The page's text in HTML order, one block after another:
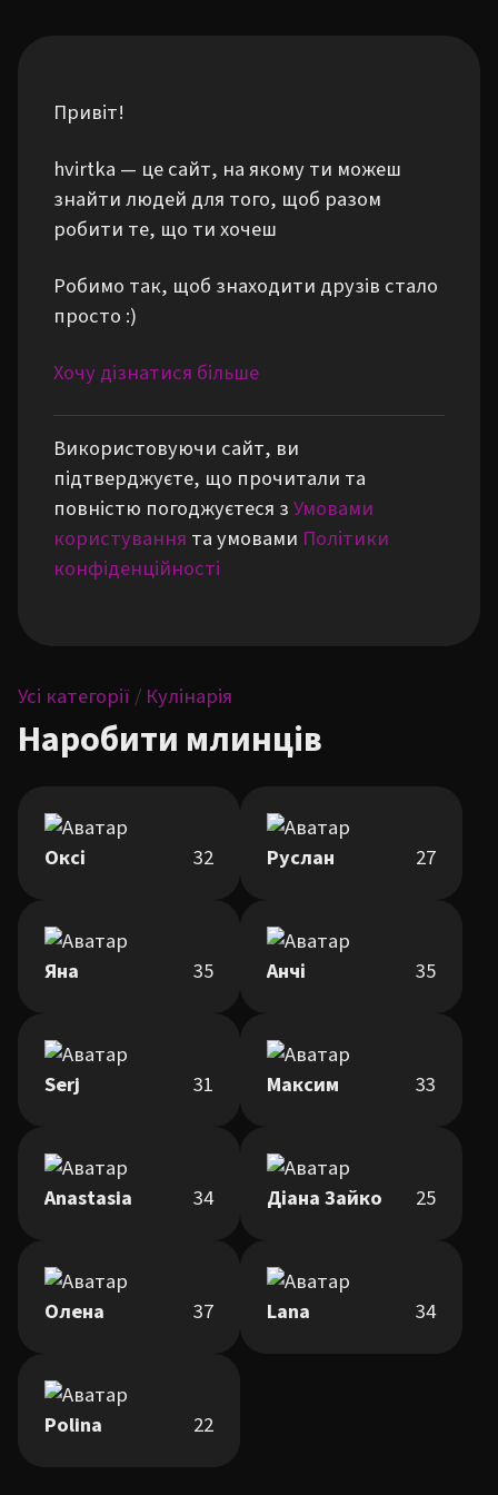
Привіт!
hvirtka — це сайт, на якому ти можеш
знайти людей для того, щоб разом
робити те, що ти хочеш
Робимо так, щоб знаходити друзів стало
просто :)
Хочу дізнатися більше
Використовуючи сайт, ви
підтверджуєте, що прочитали та
повністю погоджуєтеся зУмовами
користування та умовами Політики
конфіденційності
Усі категорії / Кулінарія
Наробити млинців
Оксі 32 Руслан 27
Яна 35 Анчі 35
Serj 31 Максим 33
Anastasia 34 Діана Зайко 25
Олена 37 Lana 34
Polina 22